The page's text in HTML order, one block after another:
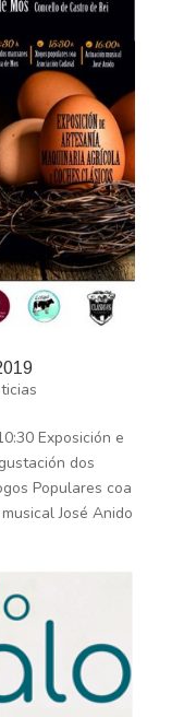
Exposición e
dos
Populares coa
José Anido